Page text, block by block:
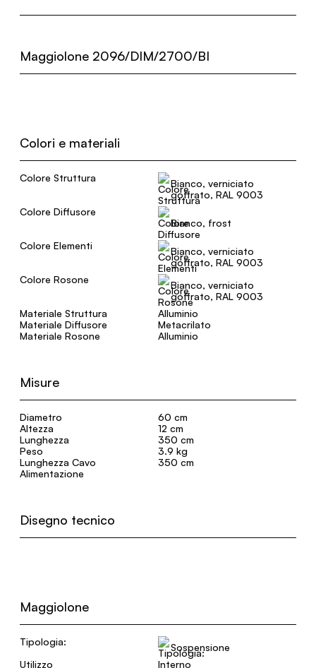
Maggiolone 2096/DIM/2700/BI
Colori e materiali
Colore Struttura
Bianco, verniciato
goffrato, RAL 9003
Colore Diffusore
Bianco, frost
Colore Elementi
Bianco, verniciato
goffrato, RAL 9003
Colore Rosone
Bianco, verniciato
goffrato, RAL 9003
Materiale Struttura
Alluminio
Materiale Diffusore
Metacrilato
Materiale Rosone
Alluminio
Misure
Diametro
60 cm
Altezza
12 cm
Lunghezza
350 cm
Peso
3.9 kg
Lunghezza Cavo
Alimentazione
350 cm
Disegno tecnico
Maggiolone
Tipologia:
Sospensione
Utilizzo
Interno